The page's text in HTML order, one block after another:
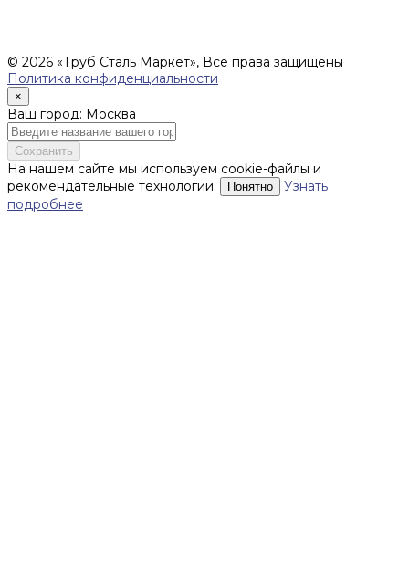
© 2026 «Труб Сталь Маркет», Все права защищены
Политика конфиденциальности
×
Ваш город: Москва
Сохранить
На нашем сайте мы используем cookie-файлы и
рекомендательные технологии.
Понятно
Узнать
подробнее